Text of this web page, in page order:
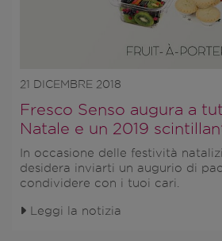
21 DICEMBRE 2018
Fresco Senso augura a
Natale e un 2019
In occasione delle festività
desidera inviarti un augurio di
condividere con i tuoi cari.
Leggi la notizia